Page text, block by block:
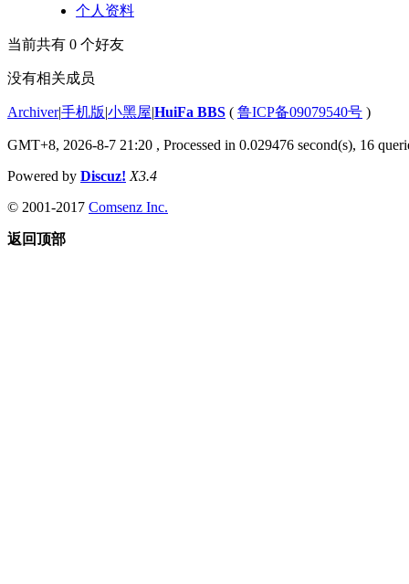
个人资料
当前共有 0 个好友
没有相关成员
Archiver|手机版|小黑屋|HuiFa BBS ( 鲁ICP备09079540号 )
GMT+8, 2026-8-7 21:20 , Processed in 0.029476 second(s), 16
Powered by Discuz! X3.4
© 2001-2017 Comsenz Inc.
返回顶部